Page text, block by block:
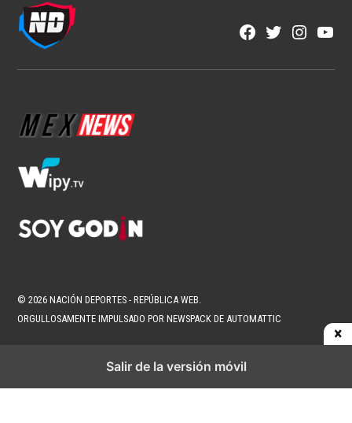
Facebook
Twitter
© 2026 NACIÓN DEPORTES - REPÚBLICA WEB.
ORGULLOSAMENTE IMPULSADO POR NEWSPACK DE AUTOMATTIC
Salir de la versión móvil